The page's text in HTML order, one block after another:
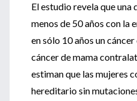
El estudio revela que una
menos de 50 años con la
en sólo 10 años un
cáncer de mama
estiman que las mujeres
hereditario sin